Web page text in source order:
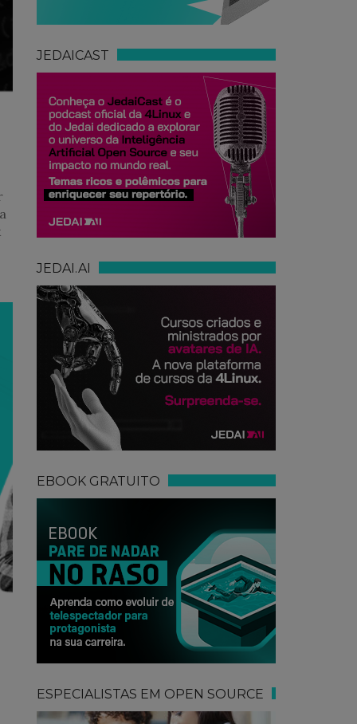
JEDAICAST
JEDAI.AI
EBOOK GRATUITO
ESPECIALISTAS EM OPEN SOURCE